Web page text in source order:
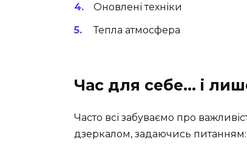
Оновлені техніки
Тепла атмосфера
Час для себе… і
Часто всі забуваємо про
дзеркалом, задаючись питанням: